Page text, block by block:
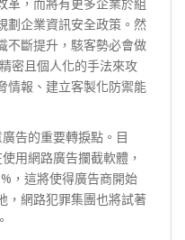
劃企業資訊安全政策。然
不斷提升，駭客勢必會做
密且個人化的手法來攻
情報、建立客製化防禦能
告的重要轉捩點。目
用網路廣告攔截軟體，
，這將使得廣告商開始
，網路犯罪集團也將試著